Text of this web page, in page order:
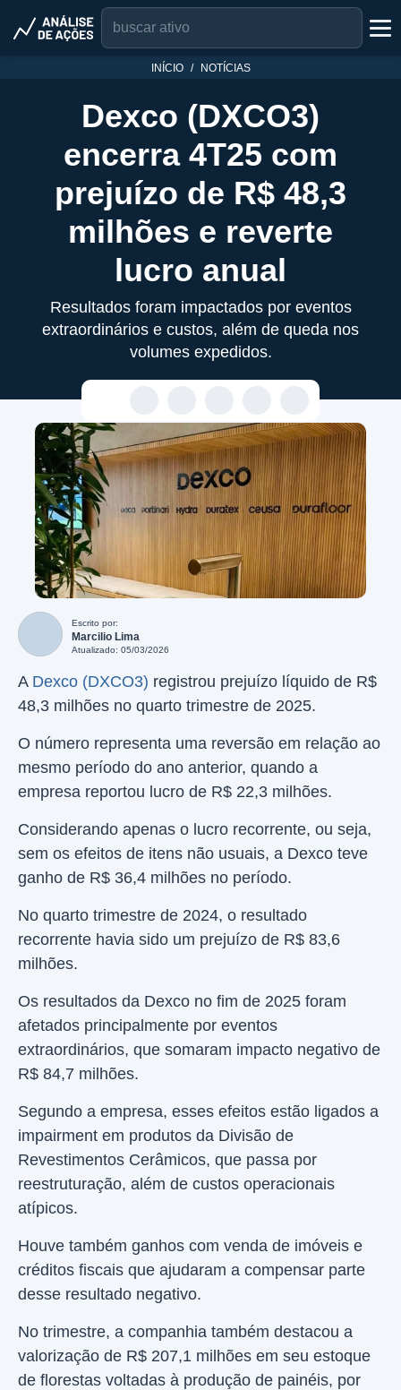
INÍCIO NOTÍCIAS
Dexco (DXCO3)
encerra 4T25 com
prejuízo de R$ 48,3
milhões e reverte
lucro anual
Resultados foram impactados por eventos
extraordinários e custos, além de queda nos
volumes expedidos.
Escrito por:
Marcilio Lima
Atualizado: 05/03/2026
A Dexco (DXCO3) registrou prejuízo líquido de R$
48,3 milhões no quarto trimestre de 2025.
O número representa uma reversão em relação ao
mesmo período do ano anterior, quando a
empresa reportou lucro de R$ 22,3 milhões.
Considerando apenas o lucro recorrente, ou seja,
sem os efeitos de itens não usuais, a Dexco teve
ganho de R$ 36,4 milhões no período.
No quarto trimestre de 2024, o resultado
recorrente havia sido um prejuízo de R$ 83,6
milhões.
Os resultados da Dexco no fim de 2025 foram
afetados principalmente por eventos
extraordinários, que somaram impacto negativo de
R$ 84,7 milhões.
Segundo a empresa, esses efeitos estão ligados a
impairment em produtos da Divisão de
Revestimentos Cerâmicos, que passa por
reestruturação, além de custos operacionais
atípicos.
Houve também ganhos com venda de imóveis e
créditos fiscais que ajudaram a compensar parte
desse resultado negativo.
No trimestre, a companhia também destacou a
valorização de R$ 207,1 milhões em seu estoque
de florestas voltadas à produção de painéis, por